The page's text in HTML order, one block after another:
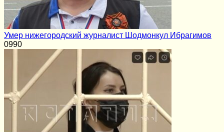
Умер нижегородский журналист Шодмонкул Ибрагимов
0990